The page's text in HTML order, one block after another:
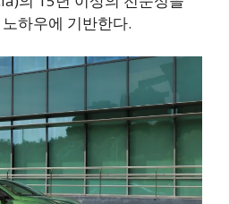
하우에 기반한다.